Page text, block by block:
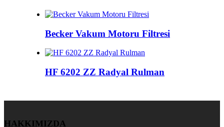
Becker Vakum Motoru Filtresi
HF 6202 ZZ Radyal Rulman
HAKKIMIZDA